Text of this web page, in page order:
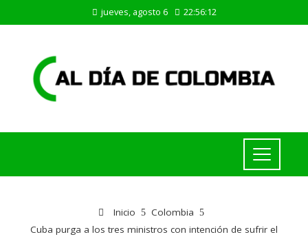
jueves, agosto 6 22:56:13
Inicio
Colombia
Cuba purga a los tres ministros con intención de sufrir el